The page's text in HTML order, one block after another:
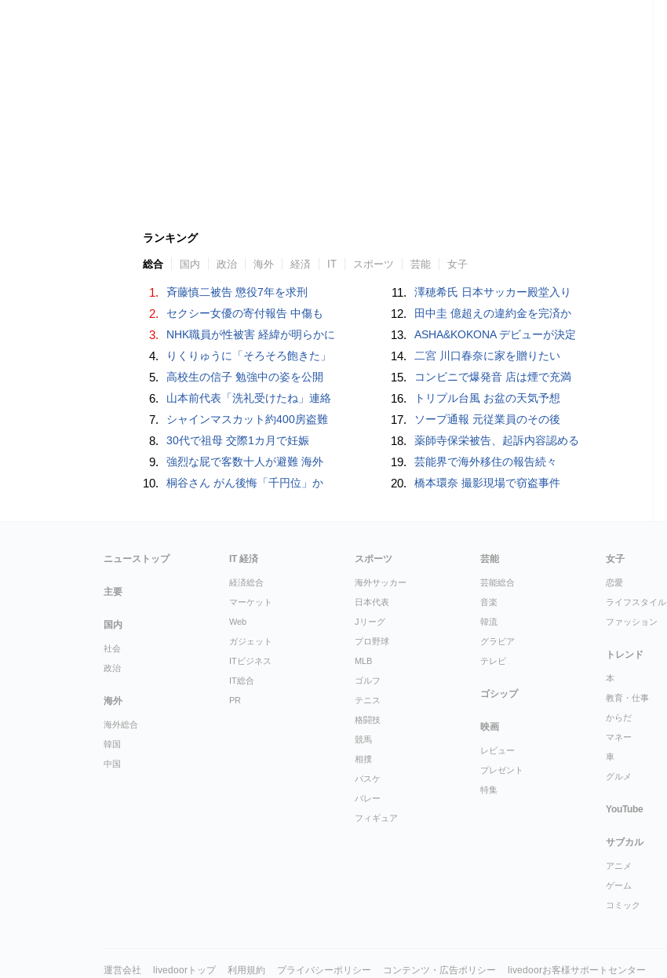
ランキング
総合 国内 政治 海外 経済 IT スポーツ 芸能 女子
1. 斉藤慎二被告 懲役7年を求刑
2. セクシー女優の寄付報告 中傷も
3. NHK職員が性被害 経緯が明らかに
4. りくりゅうに「そろそろ飽きた」
5. 高校生の信子 勉強中の姿を公開
6. 山本前代表「洗礼受けたね」連絡
7. シャインマスカット約400房盗難
8. 30代で祖母 交際1カ月で妊娠
9. 強烈な屁で客数十人が避難 海外
10. 桐谷さん がん後悔「千円位」か
11. 澤穂希氏 日本サッカー殿堂入り
12. 田中圭 億超えの違約金を完済か
13. ASHA&KOKONA デビューが決定
14. 二宮 川口春奈に家を贈りたい
15. コンビニで爆発音 店は煙で充満
16. トリプル台風 お盆の天気予想
17. ソープ通報 元従業員のその後
18. 薬師寺保栄被告、起訴内容認める
19. 芸能界で海外移住の報告続々
20. 橋本環奈 撮影現場で窃盗事件
ニューストップ
主要
国内
社会
政治
海外
海外総合
韓国
中国
IT 経済
経済総合
マーケット
Web
ガジェット
ITビジネス
IT総合
PR
スポーツ
海外サッカー
日本代表
Jリーグ
プロ野球
MLB
ゴルフ
テニス
格闘技
競馬
相撲
バスケ
バレー
フィギュア
芸能
芸能総合
音楽
韓流
グラビア
テレビ
ゴシップ
映画
レビュー
プレゼント
特集
女子
恋愛
ライフスタイル
ファッション
トレンド
本
教育・仕事
からだ
マネー
車
グルメ
YouTube
サブカル
アニメ
ゲーム
コミック
運営会社 livedoorトップ 利用規約 プライバシーポリシー コンテンツ・広告ポリシー livedoorお客様サポートセンター